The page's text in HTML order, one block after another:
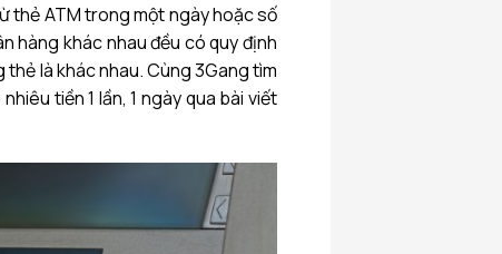
thẻ ATM trong một ngày hoặc số
hàng khác nhau đều có quy định
là khác nhau. Cùng 3Gang tìm
tiền 1 lần, 1 ngày qua bài viết